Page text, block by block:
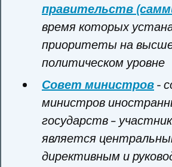
правительств
время которых
приоритеты на
политическом уровне
Совет министров-
министров
государств –
является
директивным и